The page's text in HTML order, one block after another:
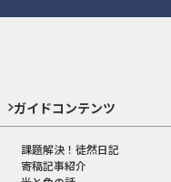
ガイドコンテンツ
課題解決！徒然日記
寄稿記事紹介